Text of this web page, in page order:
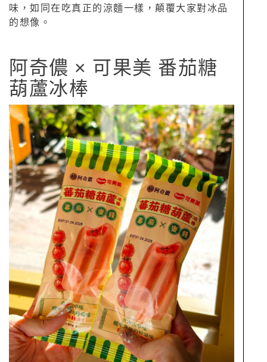
味，如同在吃真正的涼麵一樣，顛覆大家對冰品
的想像。
阿奇儂 × 可果美 番茄糖
葫蘆冰棒